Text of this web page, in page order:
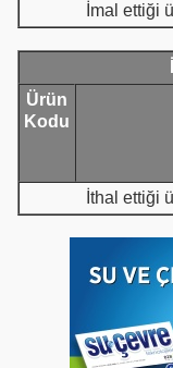
İmal ettiği
Ürün
Kodu
İthal ettiği